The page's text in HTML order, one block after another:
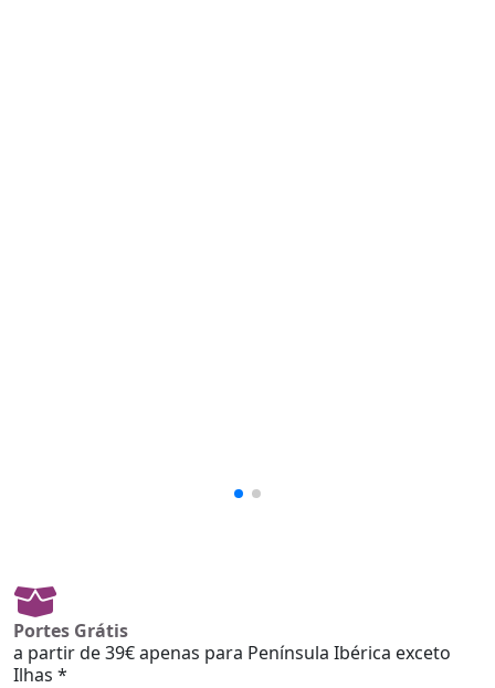
Portes Grátis
a partir de 39€ apenas para Península Ibérica exceto
Ilhas *